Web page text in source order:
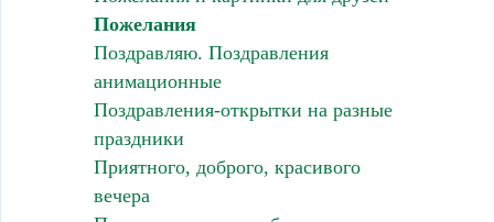
Пожелания
Поздравляю. Поздравления
анимационные
Поздравления-открытки на разные
праздники
Приятного, доброго, красивого
вечера